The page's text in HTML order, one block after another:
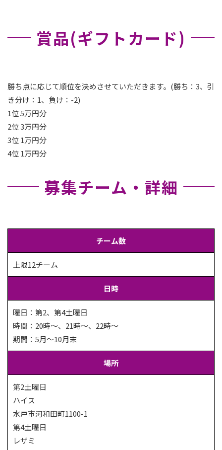
賞品(ギフトカード)
勝ち点に応じて順位を決めさせていただきます。(勝ち：3、引
き分け：1、負け：-2)
1位 5万円分
2位 3万円分
3位 1万円分
4位 1万円分
募集チーム・詳細
チーム数
上限12チーム
日時
曜日：第2、第4土曜日
時間：20時～、21時～、22時～
期間：5月～10月末
場所
第2土曜日
ハイス
水戸市河和田町1100-1
第4土曜日
レザミ